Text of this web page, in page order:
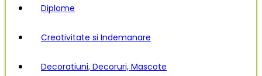
Diplome
Creativitate si Indemanare
Decoratiuni, Decoruri, Mascote